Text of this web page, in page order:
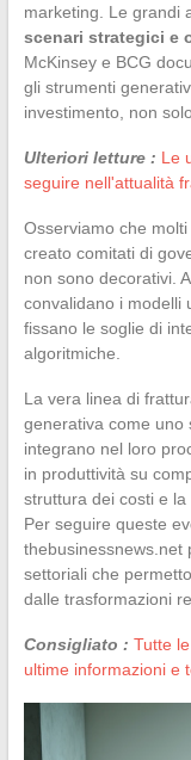
marketing. Le grandi
scenari strategici e
McKinsey e BCG
gli strumenti
investimento, non
Ulteriori letture : Le
seguire nell'attualità
Osserviamo che
creato comitati di
non sono decorativi.
convalidano i modelli
fissano le soglie di
algoritmiche.
La vera linea di
generativa come uno
integrano nel loro
in produttività su
struttura dei costi e la
Per seguire queste
thebusinessnews.net
settoriali che
dalle trasformazioni
Consigliato : Tutte
ultime informazioni e